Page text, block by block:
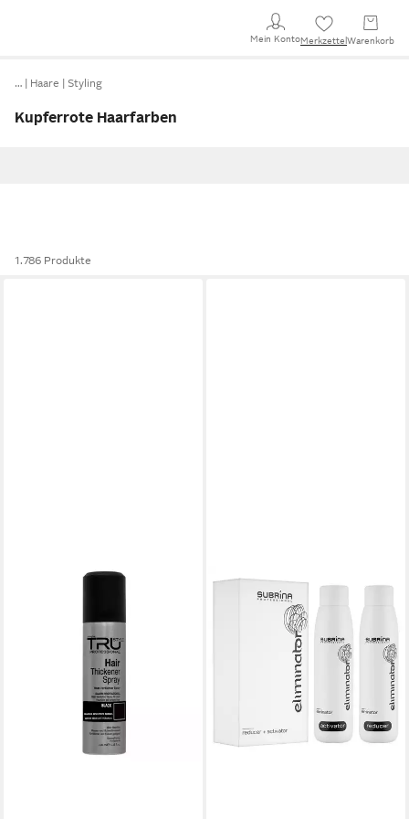
Mein KontoMerkzettel Warenkorb
… Haare Styling
Kupferrote Haarfarben
1.786 Produkte